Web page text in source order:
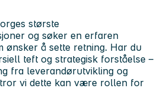
største
og søker en erfaren
ønsker å sette retning. Har du
teft og strategisk forståelse –
fra leverandørutvikling og
vi dette kan være rollen for